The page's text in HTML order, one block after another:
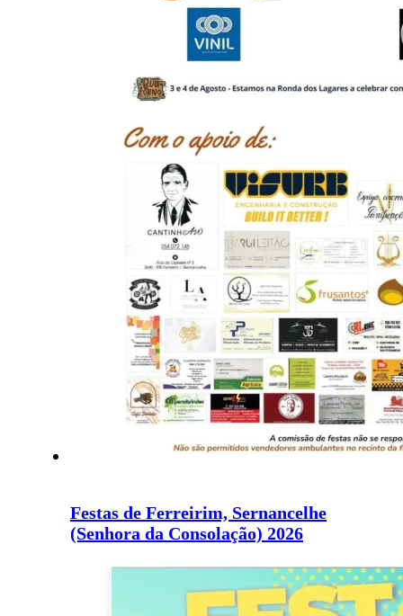
Festas de Ferreirim, Sernancelhe
(Senhora da Consolação) 2026